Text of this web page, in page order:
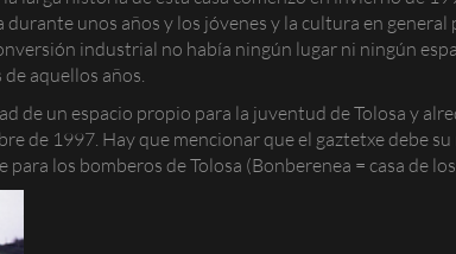
unos años y los jóvenes y la cultura en
industrial no había ningún lugar ni ningún
aquellos años.
de un espacio propio para la juventud de Tolosa y
de 1997. Hay que mencionar que el gaztetxe debe
para los bomberos de Tolosa (Bonberenea = casa de